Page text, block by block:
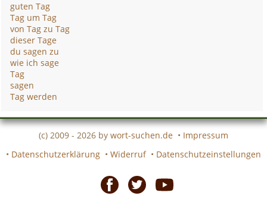
guten Tag
Tag um Tag
von Tag zu Tag
dieser Tage
du sagen zu
wie ich sage
Tag
sagen
Tag werden
(c) 2009 - 2026 by wort-suchen.de • Impressum
• Datenschutzerklärung • Widerruf • Datenschutzeinstellungen